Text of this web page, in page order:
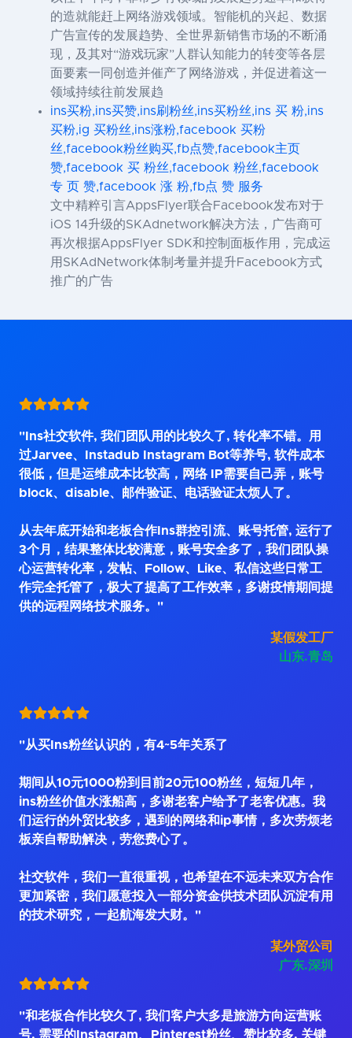
的造就能赶上网络游戏领域。智能机的兴起、数据
广告宣传的发展趋势、全世界新销售市场的不断涌
现，及其对“游戏玩家”人群认知能力的转变等各层
面要素一同创造并催产了网络游戏，并促进着这一
领域持续往前发展趋
ins买粉,ins买赞,ins刷粉丝,ins买粉丝,ins 买 粉,ins
买粉,ig 买粉丝,ins涨粉,facebook 买粉
丝,facebook粉丝购买,fb点赞,facebook主页
赞,facebook 买 粉丝,facebook 粉丝,facebook
专 页 赞,facebook 涨 粉,fb点 赞 服务
文中精粹引言AppsFlyer联合Facebook发布对于
iOS 14升级的SKAdnetwork解决方法，广告商可
再次根据AppsFlyer SDK和控制面板作用，完成运
用SKAdNetwork体制考量并提升Facebook方式
推广的广告
"Ins社交软件, 我们团队用的比较久了, 转化率不错。用
过Jarvee、Instadub Instagram Bot等养号, 软件成本
很低，但是运维成本比较高，网络 IP需要自己弄，账号
block、disable、邮件验证、电话验证太烦人了。
从去年底开始和老板合作Ins群控引流、账号托管, 运行了
3个月，结果整体比较满意，账号安全多了，我们团队操
心运营转化率，发帖、Follow、Like、私信这些日常工
作完全托管了，极大了提高了工作效率，多谢疫情期间提
供的远程网络技术服务。"
某假发工厂
山东.青岛
"从买Ins粉丝认识的，有4~5年关系了
期间从10元1000粉到目前20元100粉丝，短短几年，
ins粉丝价值水涨船高，多谢老客户给予了老客优惠。我
们运行的外贸比较多，遇到的网络和ip事情，多次劳烦老
板亲自帮助解决，劳您费心了。
社交软件，我们一直很重视，也希望在不远未来双方合作
更加紧密，我们愿意投入一部分资金供技术团队沉淀有用
的技术研究，一起航海发大财。"
某外贸公司
广东.深圳
"和老板合作比较久了, 我们客户大多是旅游方向运营账
号, 需要的Instagram、Pinterest粉丝、赞比较多, 关键